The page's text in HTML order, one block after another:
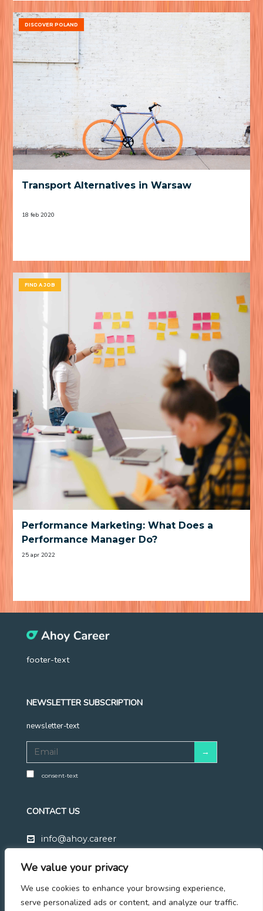
We value your privacy
We use cookies to enhance your browsing experience,
serve personalized ads or content, and analyze our traffic.
DISCOVER POLAND
Transport Alternatives in Warsaw
18 feb 2020
FIND A JOB
Performance Marketing: What Does a
Performance Manager Do?
25 apr 2022
footer-text
CONTACT US
info@ahoy.career
NEWSLETTER SUBSCRIPTION
newsletter-text
consent-text